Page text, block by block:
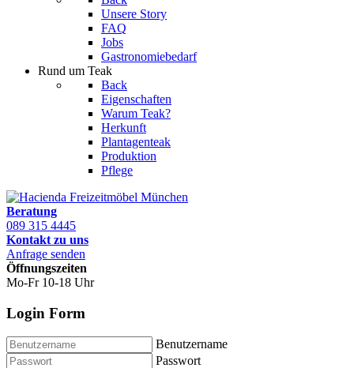
Unsere Story
FAQ
Jobs
Gastronomiebedarf
Rund um Teak
Back
Eigenschaften
Warum Teak?
Herkunft
Plantagenteak
Produktion
Pflege
Beratung
089 315 4445
Kontakt zu uns
Anfrage senden
Öffnungszeiten
Mo-Fr 10-18 Uhr
Login Form
Benutzername
Passwort